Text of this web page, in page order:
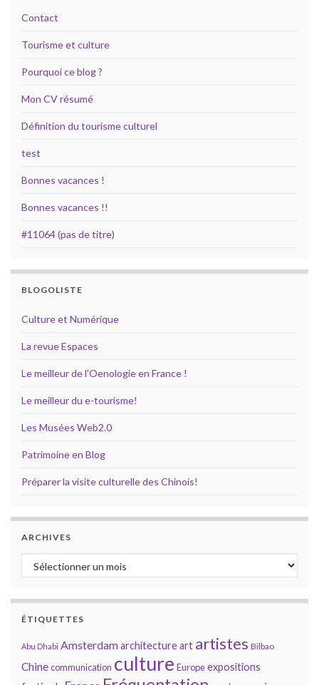
Contact
Tourisme et culture
Pourquoi ce blog ?
Mon CV résumé
Définition du tourisme culturel
test
Bonnes vacances !
Bonnes vacances !!
#11064 (pas de titre)
BLOGOLISTE
Culture et Numérique
La revue Espaces
Le meilleur de l'Oenologie en France !
Le meilleur du e-tourisme!
Les Musées Web2.0
Patrimoine en Blog
Préparer la visite culturelle des Chinois!
ARCHIVES
Archives
ÉTIQUETTES
Abu Dhabi Amsterdamarchitectureart artistes Bilbao
Chinecommunication culture Europeexpositions